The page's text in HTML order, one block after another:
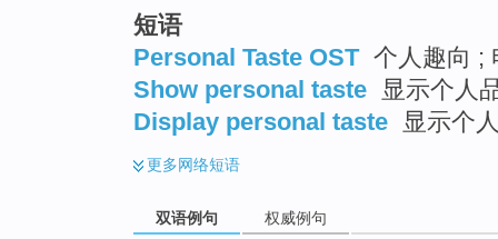
短语
Personal Taste OST 个人趣向 ;
Show personal taste 显示个人
Display personal taste 显示个
更多网络短语
双语例句 权威例句